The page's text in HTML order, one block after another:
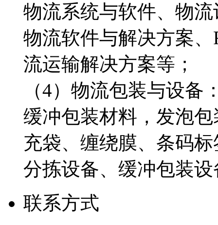
物流系统与软件、物
物流软件与解决方案
流运输解决方案等；
（4）物流包装与设
缓冲包装材料，发泡
充袋、缠绕膜、条码
分拣设备、缓冲包装
联系方式